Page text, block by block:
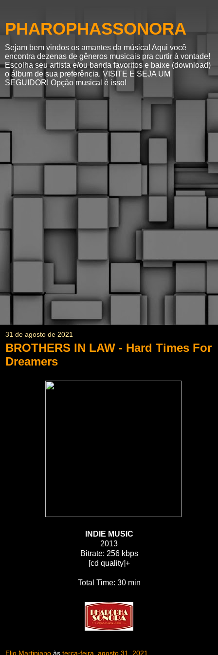
PHAROPHASSONORA
Sejam bem vindos os amantes da música! Aqui você
encontra dezenas de gêneros musicais pra curtir à vontade!
Escolha seu artista e/ou banda favoritos e baixe (download)
o álbum de sua preferência. VISITE E SEJA UM
SEGUIDOR! Opção musical é isso!
31 de agosto de 2021
BROTHERS IN LAW - Hard Times For
Dreamers
INDIE MUSIC
2013
Bitrate: 256 kbps
[cd quality]+
Total Time: 30 min
Elio Martiniano às terça-feira, agosto 31, 2021